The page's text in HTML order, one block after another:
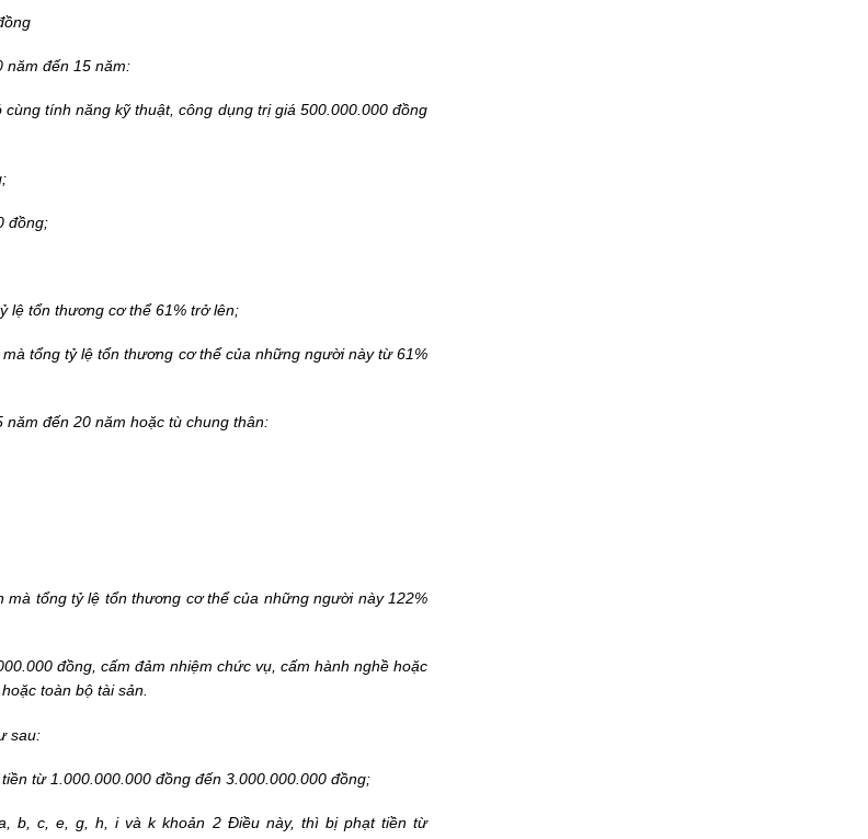
năm đến 15 năm:
tính năng kỹ thuật, công dụng trị giá 500.000.000 đồng
đồng;
lệ tổn thương cơ thể 61% trở lên;
tổng tỷ lệ tổn thương cơ thể của những người này từ 61%
đến 20 năm hoặc tù chung thân:
tổng tỷ lệ tổn thương cơ thể của những người này 122%
đồng, cấm đảm nhiệm chức vụ, cấm hành nghề hoặc
toàn bộ tài sản.
sau:
từ 1.000.000.000 đồng đến 3.000.000.000 đồng;
b, c, e, g, h, i và k khoản 2 Điều này, thì bị phạt tiền từ